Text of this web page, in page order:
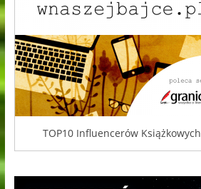
TOP10 Influencerów Książkowych